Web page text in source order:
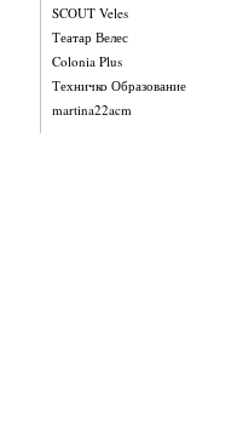
SCOUT Veles
Театар Велес
Colonia Plus
Техничко Образование
martina22acm